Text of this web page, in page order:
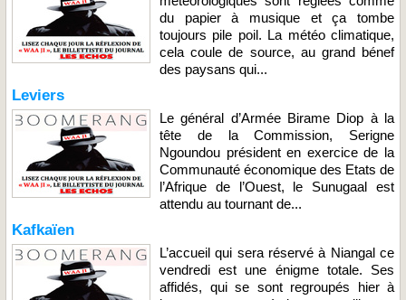
du papier à musique et ça tombe
toujours pile poil. La météo climatique,
cela coule de source, au grand bénef
des paysans qui...
Leviers
Le général d’Armée Birame Diop à la
tête de la Commission, Serigne
Ngoundou président en exercice de la
Communauté économique des Etats de
l’Afrique de l’Ouest, le Sunugaal est
attendu au tournant de...
Kafkaïen
L’accueil qui sera réservé à Niangal ce
vendredi est une énigme totale. Ses
affidés, qui se sont regroupés hier à